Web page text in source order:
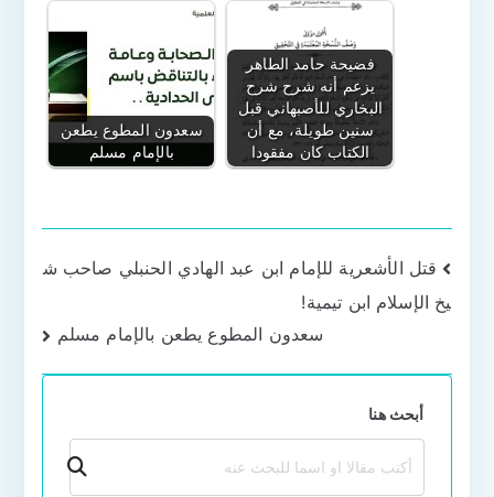
سعدون المطوع يطعن
بالإمام مسلم
فضيحة حامد الطاهر
يزعم أنه شرح شرح
البخاري للأصبهاني قبل
سنين طويلة، مع أن
الكتاب كان مفقودا
تصفّح
المقالات
قتل الأشعرية للإمام ابن عبد الهادي الحنبلي صاحب ش
يخ الإسلام ابن تيمية!
سعدون المطوع يطعن بالإمام مسلم
أبحث هنا
بحث